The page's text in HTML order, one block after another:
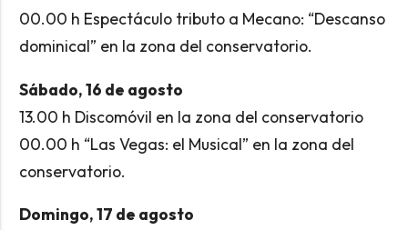
00.00 h Espectáculo tributo a Mecano: “Descanso
dominical” en la zona del conservatorio.
Sábado, 16 de agosto
13.00 h Discomóvil en la zona del conservatorio
00.00 h “Las Vegas: el Musical” en la zona del
conservatorio.
Domingo, 17 de agosto